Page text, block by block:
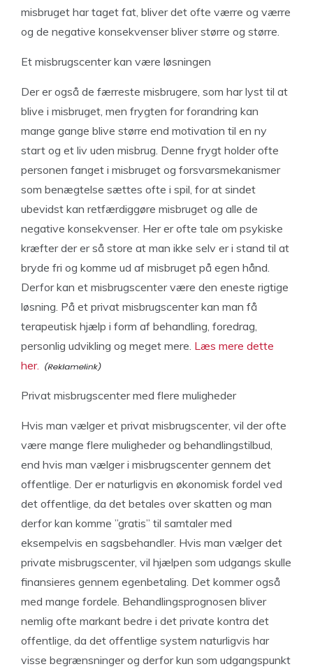
misbruget har taget fat, bliver det ofte værre og værre
og de negative konsekvenser bliver større og større.
Et misbrugscenter kan være løsningen
Der er også de færreste misbrugere, som har lyst til at
blive i misbruget, men frygten for forandring kan
mange gange blive større end motivation til en ny
start og et liv uden misbrug. Denne frygt holder ofte
personen fanget i misbruget og forsvarsmekanismer
som benægtelse sættes ofte i spil, for at sindet
ubevidst kan retfærdiggøre misbruget og alle de
negative konsekvenser. Her er ofte tale om psykiske
kræfter der er så store at man ikke selv er i stand til at
bryde fri og komme ud af misbruget på egen hånd.
Derfor kan et misbrugscenter være den eneste rigtige
løsning. På et privat misbrugscenter kan man få
terapeutisk hjælp i form af behandling, foredrag,
personlig udvikling og meget mere. Læs mere dette
her.
Privat misbrugscenter med flere muligheder
Hvis man vælger et privat misbrugscenter, vil der ofte
være mange flere muligheder og behandlingstilbud,
end hvis man vælger i misbrugscenter gennem det
offentlige. Der er naturligvis en økonomisk fordel ved
det offentlige, da det betales over skatten og man
derfor kan komme ”gratis” til samtaler med
eksempelvis en sagsbehandler. Hvis man vælger det
private misbrugscenter, vil hjælpen som udgangs skulle
finansieres gennem egenbetaling. Det kommer også
med mange fordele. Behandlingsprognosen bliver
nemlig ofte markant bedre i det private kontra det
offentlige, da det offentlige system naturligvis har
visse begrænsninger og derfor kun som udgangspunkt